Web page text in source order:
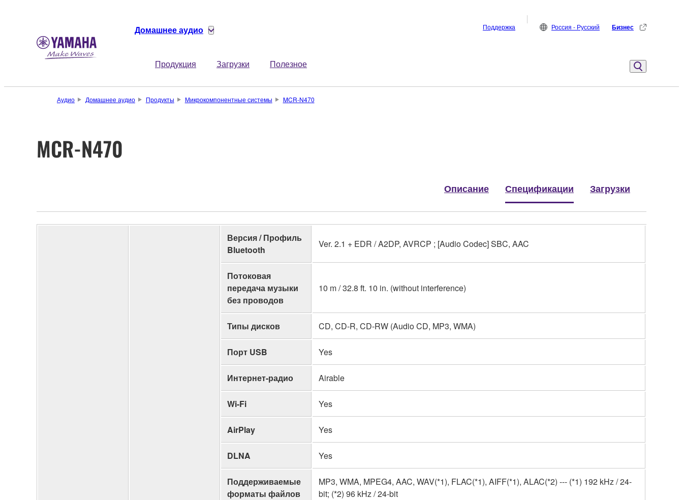
Домашнее аудио
Продукция Загрузки Полезное
Поддержка Россия - Русский Бизнес
Аудио Домашнее аудио Продукты Микрокомпонентные системы MCR-N470
MCR-N470
Описание Спецификации Загрузки
Версия / Профиль
Bluetooth
Ver. 2.1 + EDR / A2DP, AVRCP ; [Audio Codec] SBC, AAC
Потоковая
передача музыки
без проводов
10 m / 32.8 ft. 10 in. (without interference)
Типы дисков CD, CD-R, CD-RW (Audio CD, MP3, WMA)
Порт USB Yes
Интернет-радио Airable
Wi-Fi Yes
AirPlay Yes
DLNA Yes
Поддерживаемые
форматы файлов
MP3, WMA, MPEG4, AAC, WAV(*1), FLAC(*1), AIFF(*1), ALAC(*2) --- (*1) 192 kHz / 24-
bit; (*2) 96 kHz / 24-bit